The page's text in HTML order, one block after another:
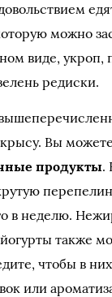
можно
виде, укроп,
редиски.
Вы можете
продукты.
в неделю.
также
чтобы в
или